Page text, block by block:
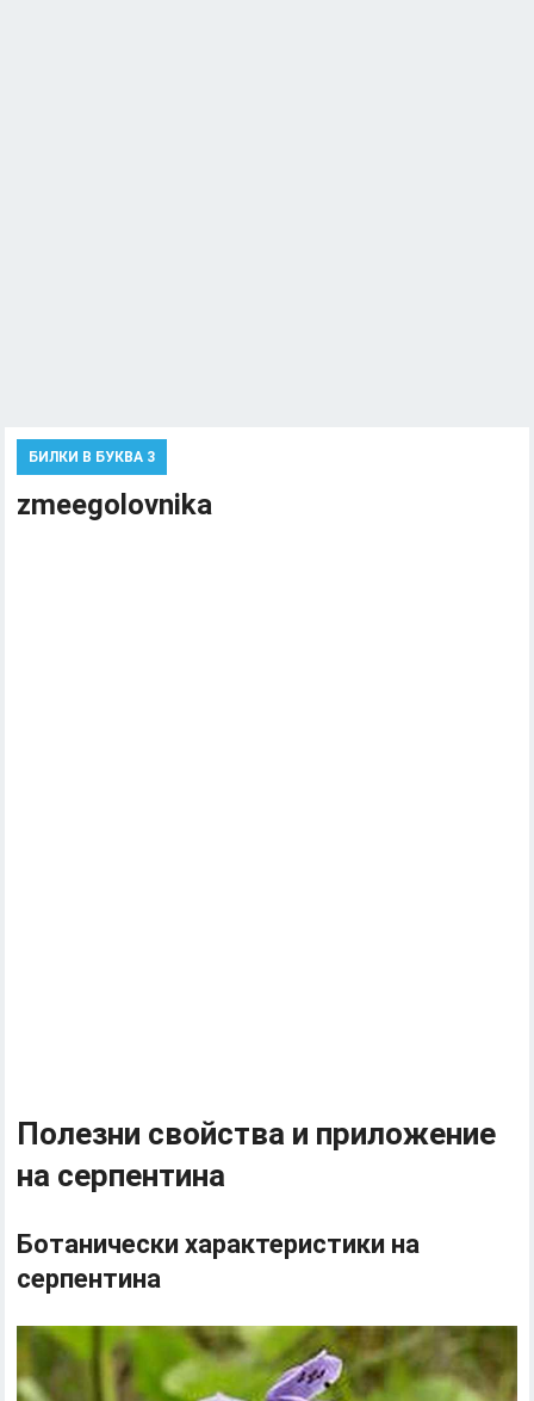
БИЛКИ В БУКВА 3
zmeegolovnika
Полезни свойства и приложение
на серпентина
Ботанически характеристики на
серпентина